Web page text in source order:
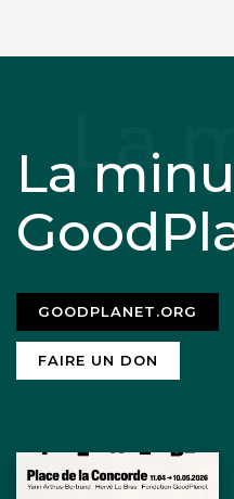
La
GOODPLANET.ORG
FAIRE UN DON